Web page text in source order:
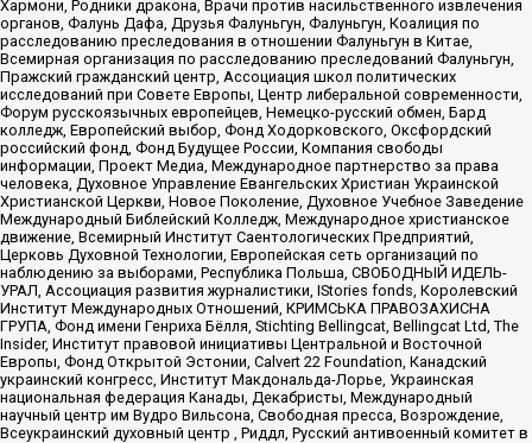
Хармони, Родники дракона, Врачи против насильственного извлечения
органов, Фалунь Дафа, Друзья Фалуньгун, Фалуньгун, Коалиция по
расследованию преследования в отношении Фалуньгун в Китае,
Всемирная организация по расследованию преследований Фалуньгун,
Пражский гражданский центр, Ассоциация школ политических
исследований при Совете Европы, Центр либеральной современности,
Форум русскоязычных европейцев, Немецко-русский обмен, Бард
колледж, Европейский выбор, Фонд Ходорковского, Оксфордский
российский фонд, Фонд Будущее России, Компания свободы
информации, Проект Медиа, Международное партнерство за права
человека, Духовное Управление Евангельских Христиан Украинской
Христианской Церкви, Новое Поколение, Духовное Учебное Заведение
Международный Библейский Колледж, Международное христианское
движение, Всемирный Институт Саентологических Предприятий,
Церковь Духовной Технологии, Европейская сеть организаций по
наблюдению за выборами, Республика Польша, СВОБОДНЫЙ ИДЕЛЬ-
УРАЛ, Ассоциация развития журналистики, IStories fonds, Королевский
Институт Международных Отношений, КРИМСЬКА ПРАВОЗАХИСНА
ГРУПА, Фонд имени Генриха Бёлля, Stichting Bellingcat, Bellingcat Ltd, The
Insider, Институт правовой инициативы Центральной и Восточной
Европы, Фонд Открытой Эстонии, Calvert 22 Foundation, Канадский
украинский конгресс, Институт Макдональда-Лорье, Украинская
национальная федерация Канады, Декабристы, Международный
научный центр им Вудро Вильсона, Свободная пресса, Возрождение,
Всеукраинский духовный центр , Риддл, Русский антивоенный комитет в